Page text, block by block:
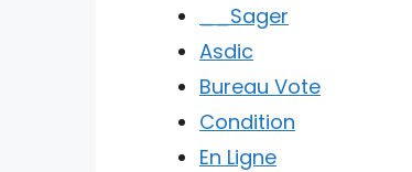
__Sager
Asdic
Bureau Vote
Condition
En Ligne